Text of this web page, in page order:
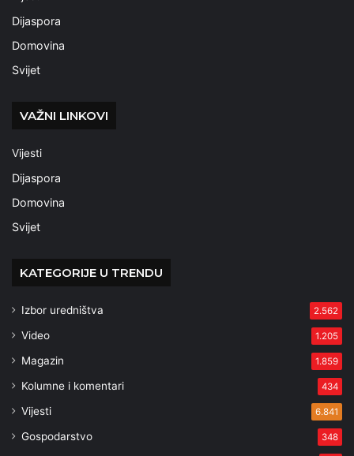
Dijaspora
Domovina
Svijet
VAŽNI LINKOVI
Vijesti
Dijaspora
Domovina
Svijet
KATEGORIJE U TRENDU
Izbor uredništva 2.562
Video 1.205
Magazin 1.859
Kolumne i komentari 434
Vijesti 6.841
Gospodarstvo 348